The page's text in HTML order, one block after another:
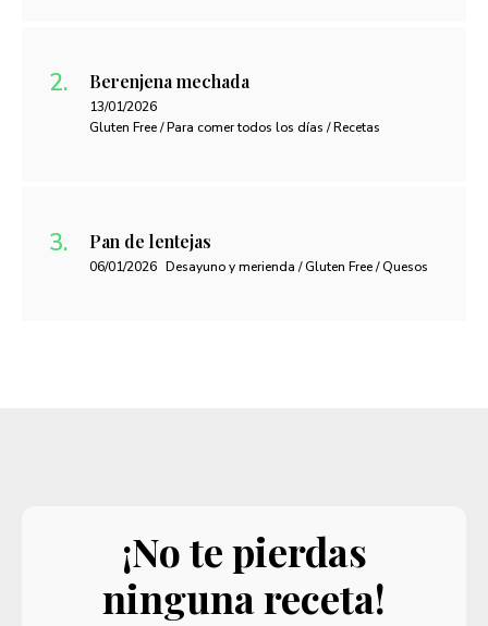
Berenjena mechada
13/01/2026
Gluten Free / Para comer todos los días / Recetas
Pan de lentejas
06/01/2026 Desayuno y merienda / Gluten Free / Quesos
¡No te pierdas
ninguna receta!